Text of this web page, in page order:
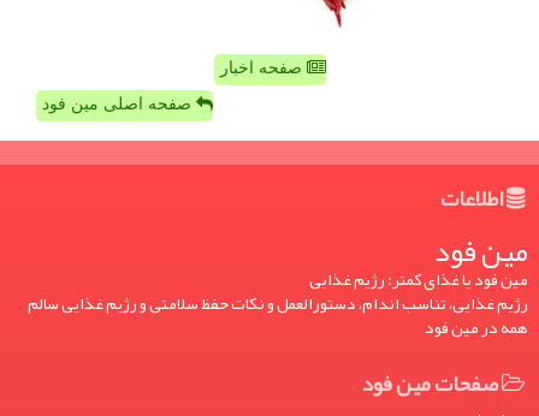
صفحه اخبار
صفحه اصلی مین فود
اطلاعات
مین فود
مین فود یا غذای کمتر: رژیم غذایی
رژیم غذایی، تناسب اندام، دستورالعمل و نکات حفظ سلامتی و رژیم غذایی سالم
همه در مین فود
صفحات مین فود